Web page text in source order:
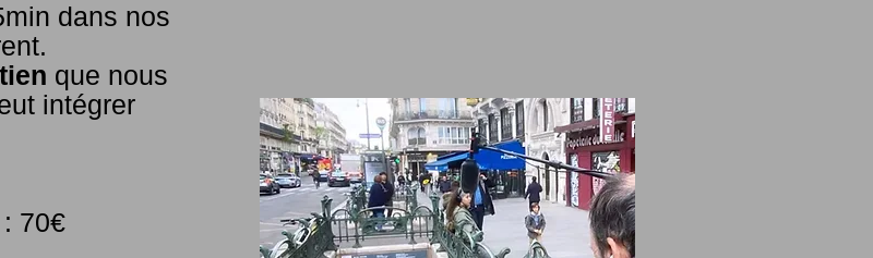
dans nos
que nous
intégrer
70€